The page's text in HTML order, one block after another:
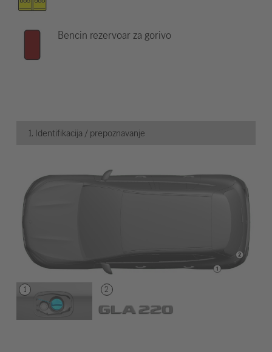
Bencin rezervoar za gorivo
1. Identifikacija / prepoznavanje